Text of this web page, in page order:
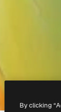
By clicking